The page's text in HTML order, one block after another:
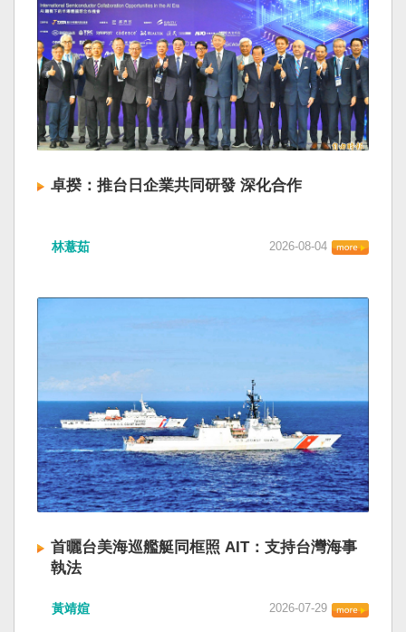
卓揆：推台日企業共同研發 深化合作
林薏茹 2026-08-04
首曬台美海巡艦艇同框照 AIT：支持台灣海事
執法
黃靖媗 2026-07-29